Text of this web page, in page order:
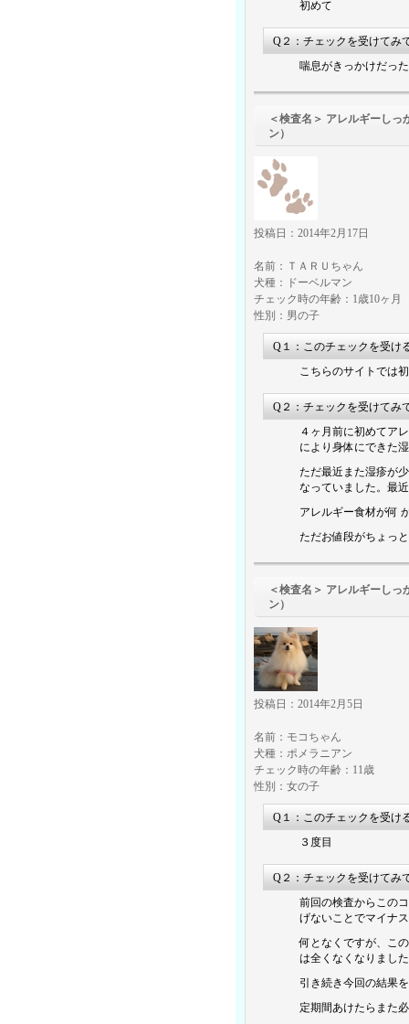
初めて
Q２：チェックを受けてみ
喘息がきっかけだっ
＜検査名＞ アレ
ン
投稿日：2014年2月17日
名前：ＴＡＲＵちゃん
犬種：ドーベルマン
チェック時の年齢：1歳10ヶ月
性別：男の子
Q１：このチェックを受け
こちらのサイトでは
Q２：チェックを受けてみ
４ヶ月前に初めてア
により身体にできた
ただ最近また湿疹が
なっていました。最
アレルギー食材が何
ただお値段がちょっ
＜検査名＞ アレ
ン
投稿日：2014年2月5日
名前：モコちゃん
犬種：ポメラニアン
チェック時の年齢：11歳
性別：女の子
Q１：このチェックを受け
３度目
Q２：チェックを受けてみ
前回の検査からこの
げないことでマイナ
何となくですが、こ
は全くなくなりまし
引き続き今回の結果
定期間あけたらまた